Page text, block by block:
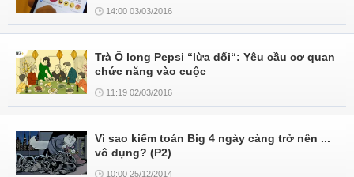
14:00 03/03/2016
Trà Ô long Pepsi “lừa dối“: Yêu cầu cơ quan
chức năng vào cuộc
11:19 02/03/2016
Vì sao kiểm toán Big 4 ngày càng trở nên ...
vô dụng? (P2)
10:00 25/12/2014